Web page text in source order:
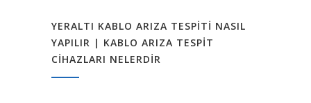
YERALTI KABLO ARIZA TESPITI NASIL
YAPILIR | KABLO ARIZA TESPIT
CIHAZLARI NELERDIR